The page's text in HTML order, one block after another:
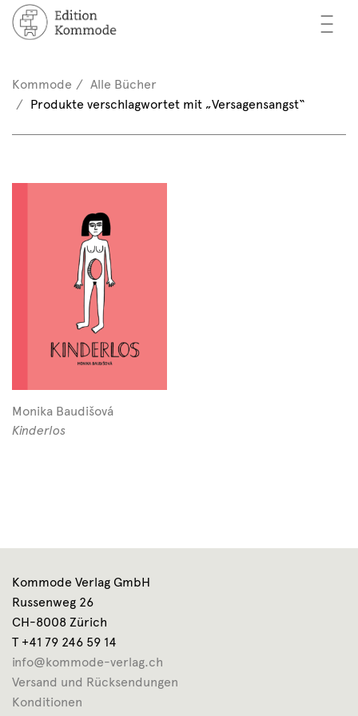
—
—
—
/ Registrieren
(0)
Kommode
Alle Bücher
Produkte verschlagwortet mit „Versagensangst“
Monika Baudišová
Kinderlos
Kommode Verlag GmbH
Russenweg 26
CH-8008 Zürich
T +41 79 246 59 14
info@kommode-verlag.ch
Versand und Rücksendungen
Konditionen